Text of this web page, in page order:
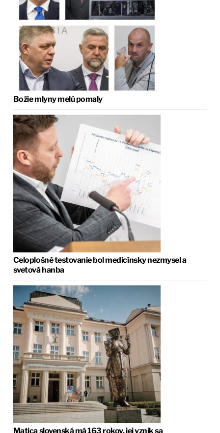
Božie mlyny melú pomaly
Celoplošné testovanie bol medicínsky nezmysel a
svetová hanba
Matica slovenská má 163 rokov, jej vznik sa